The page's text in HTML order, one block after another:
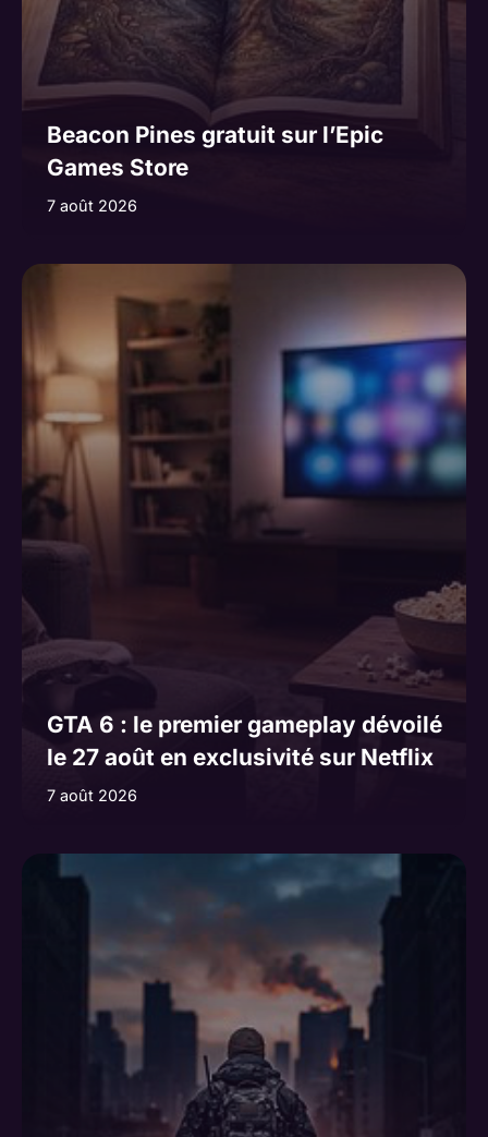
Beacon Pines gratuit sur l’Epic
Games Store
7 août 2026
GTA 6 : le premier gameplay dévoilé
le 27 août en exclusivité sur Netflix
7 août 2026